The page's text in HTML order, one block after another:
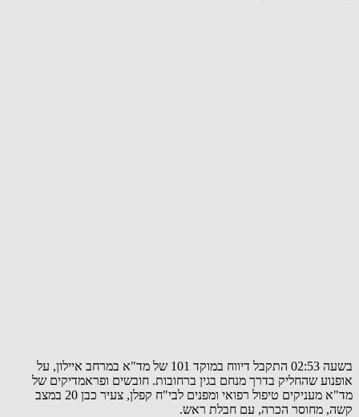
בשעה 02:53 התקבל דיווח במוקד 101 של מד"א במרחב איילון, על
אופנוע שהחליק בדרך מנחם בגין ברחובות. חובשים ופראמדיקים של
מד"א מעניקים טיפול רפואי ומפנים לבי"ח קפלן, צעיר כבן 20 במצב
קשה, מחוסר הכרה, עם חבלת ראש.